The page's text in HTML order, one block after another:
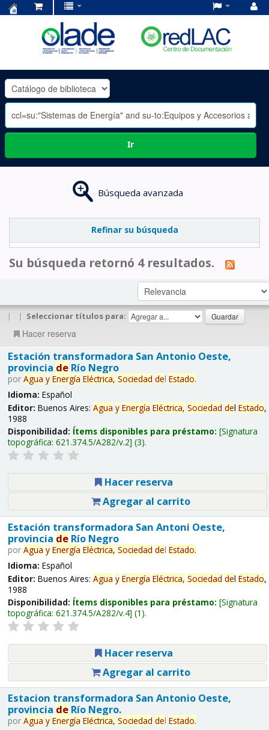
OLADE
-
Ir
Búsqueda avanzada
Refinar su búsqueda
Su búsqueda retornó 4 resultados.
| | Seleccionar títulos para:
Hacer reserva
Estación transformadora San Antonio Oeste,
provincia deRío Negro
por Agua y Energía Eléctrica, Sociedad del Estado.
Idioma: Español
Editor: Buenos Aires: Agua y Energía Eléctrica, Sociedad del Estado,
1988
Disponibilidad: Ítems disponibles para préstamo: Signatura
topográfica: 621.374.5/A282/v.2 (3).
Hacer reserva
Agregar al carrito
Estación transformadora San Antoni Oeste,
provincia deRío Negro
por Agua y Energía Eléctrica, Sociedad del Estado.
Idioma: Español
Editor: Buenos Aires: Agua y Energía Eléctrica, Sociedad del Estado,
1988
Disponibilidad: Ítems disponibles para préstamo: Signatura
topográfica: 621.374.5/A282/v.4 (1).
Hacer reserva
Agregar al carrito
Estacion transformadora San Antonio Oeste,
provincia deRío Negro.
por Agua y Energía Eléctrica, Sociedad del Estado.